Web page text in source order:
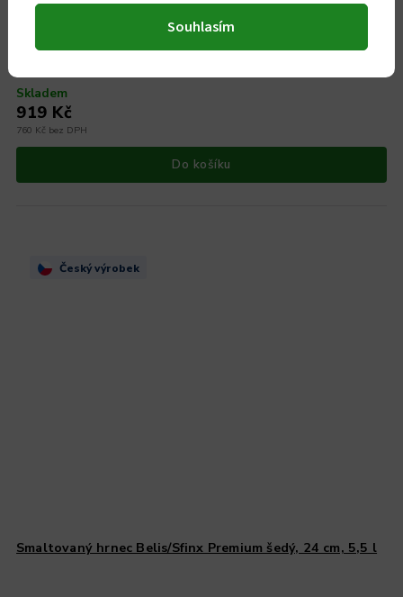
Souhlasím
Smaltovaný rendlík s poklicí ø 24 cm - 4 l - BSE | BELIS
Skladem
760 Kč bez DPH
919 Kč
Do košíku
Český výrobek
Smaltovaný hrnec Belis/Sfinx Premium šedý, 24 cm, 5,5 l